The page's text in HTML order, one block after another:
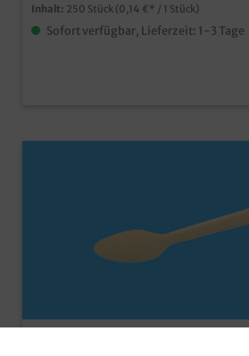
Inhalt: 250 Stück (0,14 €* / 1 Stück)
Sofort verfügbar, Lieferzeit: 1-3 Tage